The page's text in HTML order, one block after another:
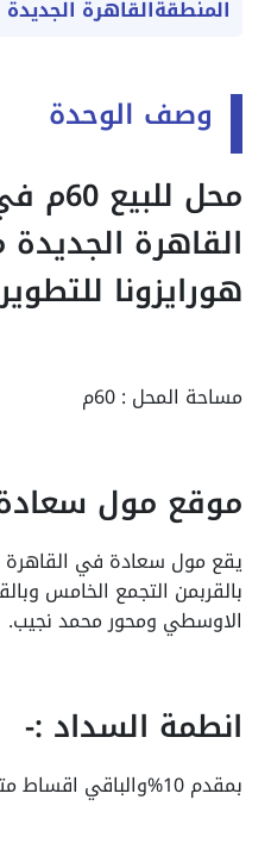
المنطقةالقاهرة الجديدة
وصف الوحدة
محل
القاهرة
هورايزونا
مساحة المحل : 60م
موقع مول
يقع مول سعادة في
بالقربمن التجمع الخامس
الاوسطي ومحور محمد نجيب.
انطمة السداد :-
بمقدم 10%والباقي اقساط متساوية علي 6 سنوات.